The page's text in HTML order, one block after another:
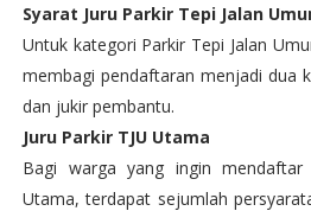
Syarat Juru Parkir Tepi Jalan
Untuk kategori Parkir Tepi Jalan
membagi pendaftaran menjadi dua
dan jukir pembantu.
Juru Parkir TJU Utama
Bagi warga yang ingin mendaftar
Utama, terdapat sejumlah